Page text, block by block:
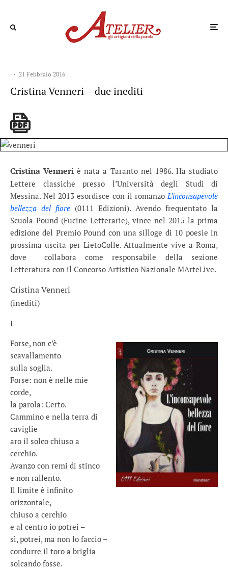
· 21 Febbraio 2016
Cristina Venneri – due inediti
Cristina Venneri è nata a Taranto nel 1986. Ha studiato
Lettere classiche presso l’Università degli Studi di
Messina. Nel 2013 esordisce con il romanzoL’inconsapevole
bellezza del fiore (0111 Edizioni). Avendo frequentato la
Scuola Pound (Fucine Letterarie), vince nel 2015 la prima
edizione del Premio Pound con una silloge di 10 poesie in
prossima uscita per LietoColle. Attualmente vive a Roma,
dove collabora come responsabile della sezione
Letteratura con il Concorso Artistico Nazionale MArteLive.
Cristina Venneri
(inediti)
I
Forse, non c’è
scavallamento
sulla soglia.
Forse: non è nelle mie
corde,
la parola: Certo.
Cammino e nella terra di
caviglie
aro il solco chiuso a
cerchio.
Avanzo con remi di stinco
e non rallento.
Il limite è infinito
orizzontale,
chiuso a cerchio
e al centro io potrei –
sì, potrei, ma non lo faccio –
condurre il toro a briglia
solcando fosse.